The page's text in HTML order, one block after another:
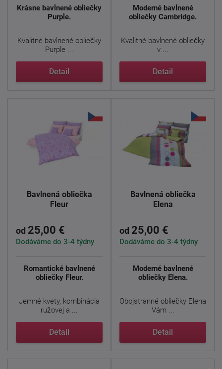
Krásne bavlnené obliečky
Purple.
Kvalitné bavlnené obliečky
Purple ...
Detail
Moderné bavlnené
obliečky Cambridge.
Kvalitné bavlnené obliečky
v ...
Detail
Bavlnená obliečka
Fleur
od 25,00 €
Dodáváme do 3-4 týdny
Romantické bavlnené
obliečky Fleur.
Jemné kvety, kombinácia
ružovej a ...
Detail
Bavlnená obliečka
Elena
od 25,00 €
Dodáváme do 3-4 týdny
Moderné bavlnené
obliečky Elena.
Obojstranné obliečky Elena
Vám ...
Detail